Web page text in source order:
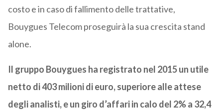
costo e in caso di fallimento delle trattative,
Bouygues Telecom proseguirà la sua crescita stand
alone.
Il gruppo Bouygues ha registrato nel 2015 un utile
netto di 403 milioni di euro, superiore alle attese
degli analisti, e un giro d’affari in calo del 2% a 32,4